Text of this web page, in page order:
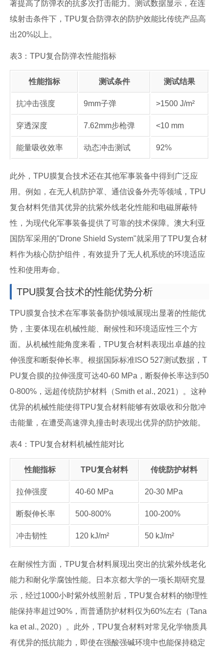
著提高了防弹衣的抗多次打击能力。测试数据显示，在连
续射击条件下，TPU复合防弹衣的防护效能比传统产品高
出20%以上。
表3：TPU复合防弹衣性能指标
性能指标 测试条件 测试结果
抗冲击强度 9mm子弹 >1500 J/m²
穿透深度 7.62mm步枪弹 <10 mm
能量吸收效率 动态冲击测试 92%
此外，TPU膜复合技术还在其他军事装备中得到广泛应
用。例如，在无人机防护罩、通信设备外壳等领域，TPU
复合材料凭借其优异的抗紫外线老化性能和电磁屏蔽特
性，为现代化军事装备提供了可靠的技术保障。澳大利亚
国防军采用的"Drone Shield System"就采用了TPU复合材
料作为核心防护组件，有效提升了无人机系统的环境适应
性和使用寿命。
TPU膜复合技术的性能优势分析
TPU膜复合技术在军事装备防护领域展现出显著的性能优
势，主要体现在机械性能、耐候性和环境适应性三个方
面。从机械性能角度来看，TPU复合材料表现出卓越的拉
伸强度和断裂伸长率。根据国际标准ISO 527测试数据，T
PU复合膜的拉伸强度可达40-60 MPa，断裂伸长率达到50
0-800%，远超传统防护材料（Smith et al., 2021）。这种
优异的机械性能使得TPU复合材料能够有效吸收和分散冲
击能量，在遭受高速弹丸撞击时表现出优异的防护效能。
表4：TPU复合材料机械性能对比
性能指标 TPU复合材料 传统防护材料
拉伸强度 40-60 MPa 20-30 MPa
断裂伸长率 500-800% 100-200%
冲击韧性 120 kJ/m² 50 kJ/m²
在耐候性方面，TPU复合材料展现出突出的抗紫外线老化
能力和耐化学腐蚀性能。日本京都大学的一项长期研究显
示，经过1000小时紫外线照射后，TPU复合材料的物理性
能保持率超过90%，而普通防护材料仅为60%左右（Tana
ka et al., 2020）。此外，TPU复合材料对常见化学物质具
有优异的抵抗能力，即使在强酸强碱环境中也能保持稳定